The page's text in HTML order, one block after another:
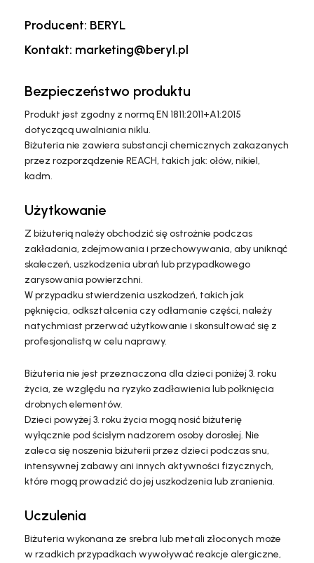
Producent: BERYL
Kontakt: marketing@beryl.pl
Bezpieczeństwo produktu
Produkt jest zgodny z normą EN 1811:2011+A1:2015
dotyczącą uwalniania niklu.
Biżuteria nie zawiera substancji chemicznych zakazanych
przez rozporządzenie REACH, takich jak: ołów, nikiel,
kadm.
Użytkowanie
Z biżuterią należy obchodzić się ostrożnie podczas
zakładania, zdejmowania i przechowywania, aby uniknąć
skaleczeń, uszkodzenia ubrań lub przypadkowego
zarysowania powierzchni.
W przypadku stwierdzenia uszkodzeń, takich jak
pęknięcia, odkształcenia czy odłamanie części, należy
natychmiast przerwać użytkowanie i skonsultować się z
profesjonalistą w celu naprawy.
Biżuteria nie jest przeznaczona dla dzieci poniżej 3. roku
życia, ze względu na ryzyko zadławienia lub połknięcia
drobnych elementów.
Dzieci powyżej 3. roku życia mogą nosić biżuterię
wyłącznie pod ścisłym nadzorem osoby dorosłej. Nie
zaleca się noszenia biżuterii przez dzieci podczas snu,
intensywnej zabawy ani innych aktywności fizycznych,
które mogą prowadzić do jej uszkodzenia lub zranienia.
Uczulenia
Biżuteria wykonana ze srebra lub metali złoconych może
w rzadkich przypadkach wywoływać reakcje alergiczne,